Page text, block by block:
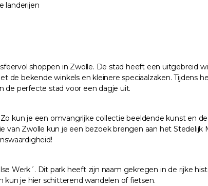
landerijen
shoppen in Zwolle. De stad heeft een uitgebreid
de bekende winkels en kleinere speciaalzaken.
de perfecte stad voor een dagje uit.
kun je een omvangrijke collectie beeldende kunst en
Zwolle kun je een bezoek brengen aan het
Werk´. Dit park heeft zijn naam gekregen in de rijke
je hier schitterend wandelen of fietsen.